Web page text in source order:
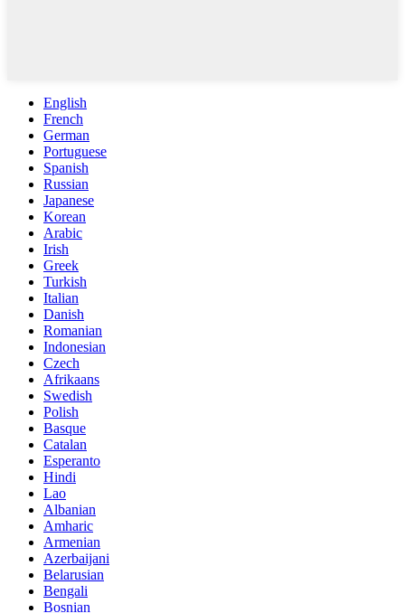
English
French
German
Portuguese
Spanish
Russian
Japanese
Korean
Arabic
Irish
Greek
Turkish
Italian
Danish
Romanian
Indonesian
Czech
Afrikaans
Swedish
Polish
Basque
Catalan
Esperanto
Hindi
Lao
Albanian
Amharic
Armenian
Azerbaijani
Belarusian
Bengali
Bosnian